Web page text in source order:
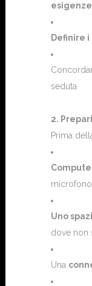
esigenze
Definire
seduta
2.
Prima
microfono
Uno
dove non
Una